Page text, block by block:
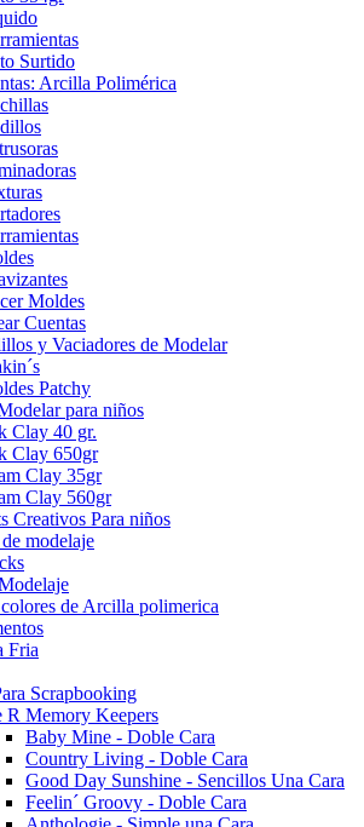
Surtido
Arcilla Polimérica
Moldes
Cuentas
y Vaciadores de Modelar
Patchy
para niños
Clay 40 gr.
Clay 650gr
Clay 35gr
Clay 560gr
Creativos Para niños
modelaje
de Arcilla polimerica
Fria
Scrapbooking
R Memory Keepers
Baby Mine - Doble Cara
Country Living - Doble Cara
Good Day Sunshine - Sencillos Una Cara
Feelin´ Groovy - Doble Cara